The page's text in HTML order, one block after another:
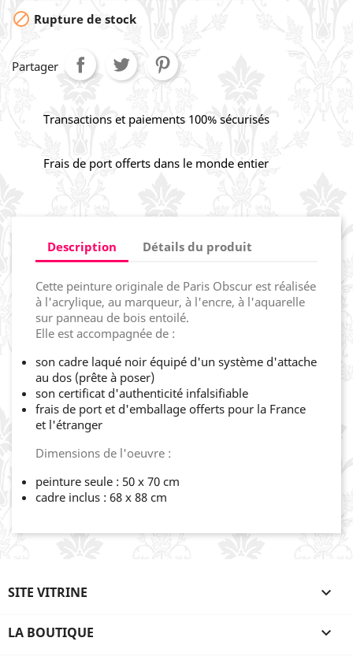
 Rupture de stock
Partager
Transactions et paiements 100% sécurisés
Frais de port offerts dans le monde entier
Description Détails du produit
Cette peinture originale de Paris Obscur est réalisée
à l'acrylique, au marqueur, à l'encre, à l'aquarelle
sur panneau de bois entoilé.
Elle est accompagnée de :
son cadre laqué noir équipé d'un système d'attache
au dos (prête à poser)
son certificat d'authenticité infalsifiable
frais de port et d'emballage offerts pour la France
et l'étranger
Dimensions de l'oeuvre :
peinture seule : 50 x 70 cm
cadre inclus : 68 x 88 cm
SITE VITRINE 
LA BOUTIQUE 